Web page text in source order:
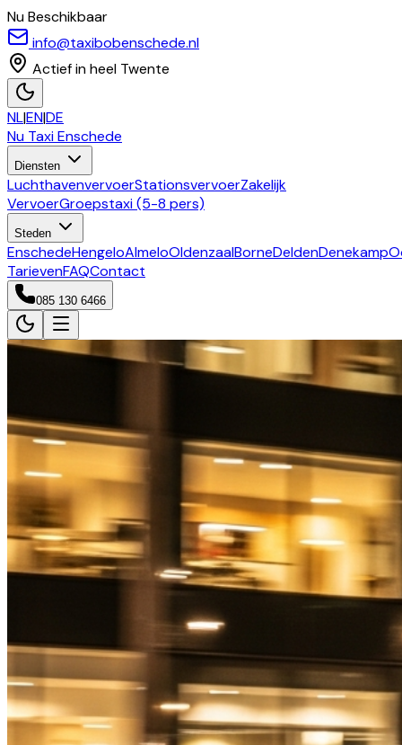
Nu Beschikbaar
info@taxibobenschede.nl
Actief in heel Twente
NL|EN|DE
Nu TaxiEnschede
Diensten
LuchthavenvervoerStationsvervoerZakelijk
VervoerGroepstaxi (5-8 pers)
Steden
EnschedeHengeloAlmeloOldenzaalBorneDeldenDenekamp
TarievenFAQContact
085 130 6466